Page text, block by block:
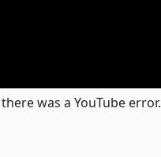
was a YouTube error.